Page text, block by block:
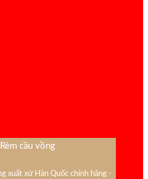
Rèm cầu vồng
xuất xứ Hàn Quốc chính hãng -